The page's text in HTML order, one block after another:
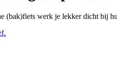
(bak)fiets werk je lekker dicht bij